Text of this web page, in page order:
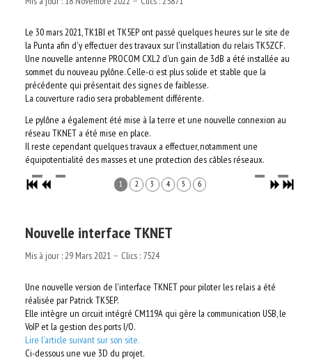
Le 30 mars 2021, TK1BI et TK5EP ont passé quelques heures sur le site de
la Punta afin d'y effectuer des travaux sur l'installation du relais TK5ZCF.
Une nouvelle antenne PROCOM CXL2 d'un gain de 3dB a été installée au
sommet du nouveau pylône. Celle-ci est plus solide et stable que la
précédente qui présentait des signes de faiblesse.
La couverture radio sera probablement différente.
Le pylône a également été mise à la terre et une nouvelle connexion au
réseau TKNET a été mise en place.
Il reste cependant quelques travaux a effectuer, notamment une
équipotentialité des masses et une protection des câbles réseaux.
1 2 3 4 5 6
Nouvelle interface TKNET
Mis à jour : 29 Mars 2021 Clics : 7524
Une nouvelle version de l'interface TKNET pour piloter les relais a été
réalisée par Patrick TK5EP.
Elle intègre un circuit intégré CM119A qui gère la communication USB, le
VoIP et la gestion des ports I/O.
Lire l'article suivant sur son site.
Ci-dessous une vue 3D du projet.